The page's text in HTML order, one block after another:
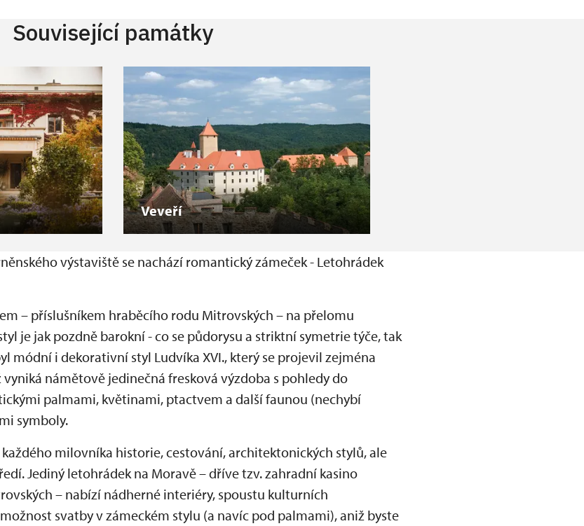
Související památky
Veveří
výstaviště se nachází romantický zámeček - Letohrádek
– příslušníkem hraběcího rodu Mitrovských – na přelomu
je jak pozdně barokní - co se půdorysu a striktní symetrie týče, tak
módní i dekorativní styl Ludvíka XVI., který se projevil zejména
námětově jedinečná fresková výzdoba s pohledy do
palmami, květinami, ptactvem a další faunou (nechybí
symboly.
milovníka historie, cestování, architektonických stylů, ale
Jediný letohrádek na Moravě – dříve tzv. zahradní kasino
– nabízí nádherné interiéry, spoustu kulturních
svatby v zámeckém stylu (a navíc pod palmami), aniž byste